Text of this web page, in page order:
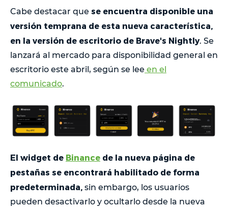
Cabe destacar que se encuentra disponible una
versión temprana de esta nueva característica,
en la versión de escritorio de Brave's Nightly. Se
lanzará al mercado para disponibilidad general en
escritorio este abril, según se lee en el
comunicado.
El widget de Binance de la nueva página de
pestañas se encontrará habilitado de forma
predeterminada, sin embargo, los usuarios
pueden desactivarlo y ocultarlo desde la nueva